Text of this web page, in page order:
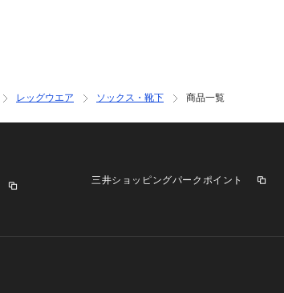
レッグウエア ソックス・靴下 商品一覧
三井ショッピングパークポイント